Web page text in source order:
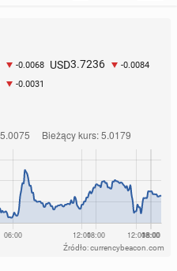
-0.0068 USD3.7236 -0.0084
-0.0031
Źródło: currencybeacon.com